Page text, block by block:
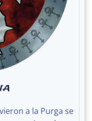
a la Purga se